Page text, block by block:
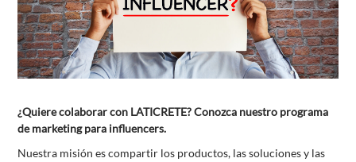
¿Quiere colaborar con LATICRETE? Conozca nuestro programa
de marketing para influencers.
Nuestra misión es compartir los productos, las soluciones y las